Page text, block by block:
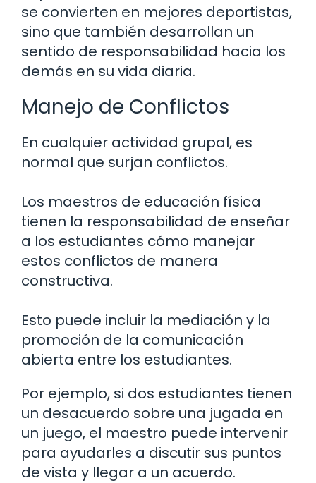
se convierten en mejores deportistas,
sino que también desarrollan un
sentido de responsabilidad hacia los
demás en su vida diaria.
Manejo de Conflictos
En cualquier actividad grupal, es
normal que surjan conflictos.
Los maestros de educación física
tienen la responsabilidad de enseñar
a los estudiantes cómo manejar
estos conflictos de manera
constructiva.
Esto puede incluir la mediación y la
promoción de la comunicación
abierta entre los estudiantes.
Por ejemplo, si dos estudiantes tienen
un desacuerdo sobre una jugada en
un juego, el maestro puede intervenir
para ayudarles a discutir sus puntos
de vista y llegar a un acuerdo.